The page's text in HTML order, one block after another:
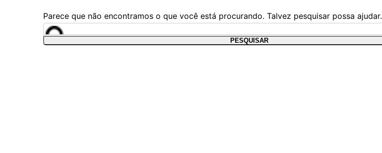
Parece que não encontramos o que você está procurando. Talvez pesquisar possa ajudar.
Pesquisar
por: